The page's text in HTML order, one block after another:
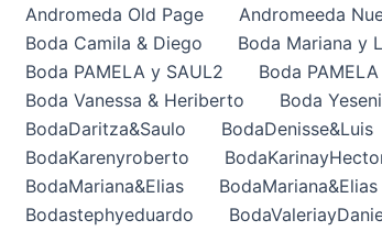
Andromeda Old Page Andromeeda
Boda Camila & Diego
Boda Mariana y
Boda PAMELA y SAUL2
Boda
Boda Vanessa & Heriberto
Boda
BodaDaritza&Saulo
BodaDenisse&Luis
BodaKarenyroberto
BodaMariana&Elias
Bodastephyeduardo